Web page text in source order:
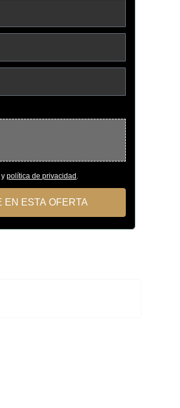
ypolítica de privacidad .
EN ESTA OFERTA